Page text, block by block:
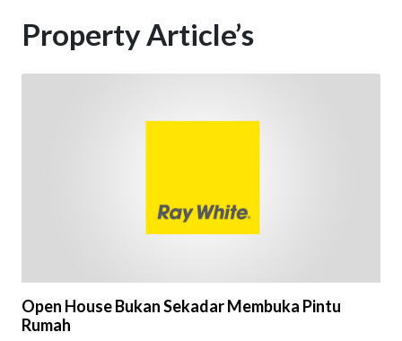
Property Article’s
Open House Bukan Sekadar Membuka Pintu
Rumah